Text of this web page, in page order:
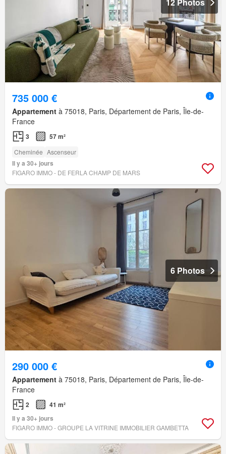
12 Photos
735 000 €
Appartement à 75018, Paris, Département de Paris, Île-de-
France
3 57 m²
Cheminée Ascenseur
Il y a 30+ jours
FIGARO IMMO - DE FERLA CHAMP DE MARS
6 Photos
290 000 €
Appartement à 75018, Paris, Département de Paris, Île-de-
France
2
41 m²
Il y a 30+ jours
FIGARO IMMO - GROUPE LA VITRINE IMMOBILIER GAMBETTA